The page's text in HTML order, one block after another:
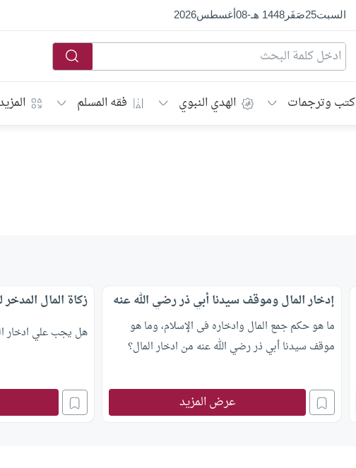
السبت25صَفَر1448 هـ -
08أغسطس2026
كتب وترجمات الهدي النبوي فقه المسلم
إدخار المال وموقف سيدنا أبي ذر رضي الله عنه
ما هو حكم جمع المال وادخاره فى الإسلام، وما هو
موقف سيدنا أبي ذر رضي الله عنه من ادخار المال؟
عرض المزيد
زكاة المال المدخر
هل يجب علي ادخار